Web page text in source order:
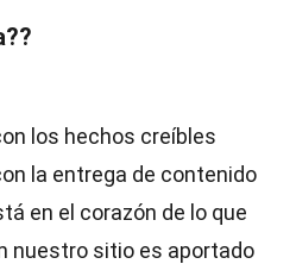
los hechos creíbles
la entrega de contenido
en el corazón de lo que
nuestro sitio es aportado